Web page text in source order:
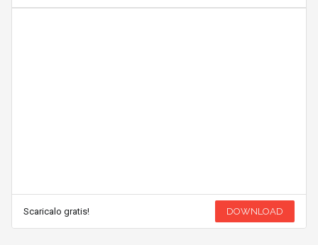
Scaricalo gratis! DOWNLOAD